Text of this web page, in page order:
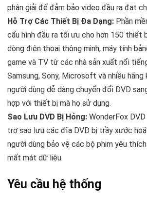
phân giải để đảm bảo video đầu ra đạt
Hỗ Trợ Các Thiết Bị Đa Dạng: Phần
cấu hình đầu ra tối ưu cho hơn 150 thiết
dòng điện thoại thông minh, máy tính
game và TV từ các nhà sản xuất nổi
Samsung, Sony, Microsoft và nhiều hãng
người dùng dễ dàng chuyển đổi DVD
hợp với thiết bị mà họ sử dụng​.
Sao Lưu DVD Bị Hỏng: WonderFox
trợ sao lưu các đĩa DVD bị trầy xước
người dùng bảo vệ các bộ phim yêu
mất mát dữ liệu​​.
Yêu cầu hệ thống